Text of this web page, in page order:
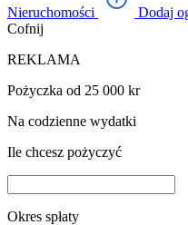
Nieruchomości Dodaj
Cofnij
REKLAMA
Pożyczka od 25 000 kr
Na codzienne wydatki
Ile chcesz pożyczyć
Okres spłaty